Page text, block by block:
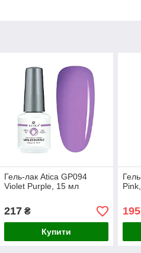
Гель-лак Atica GP094
Violet Purple, 15 мл
217₴
Купити
195